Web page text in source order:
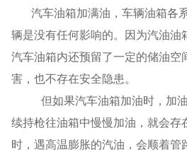
汽车油箱加满油，车辆油箱各
辆是没有任何影响的。因为汽油油
汽车油箱内还预留了一定的储油空
害，也不存在安全隐患。
但如果汽车油箱加油时，加
续持枪往油箱中慢慢加油，就会存
时，遇高温膨胀的汽油，会顺着管